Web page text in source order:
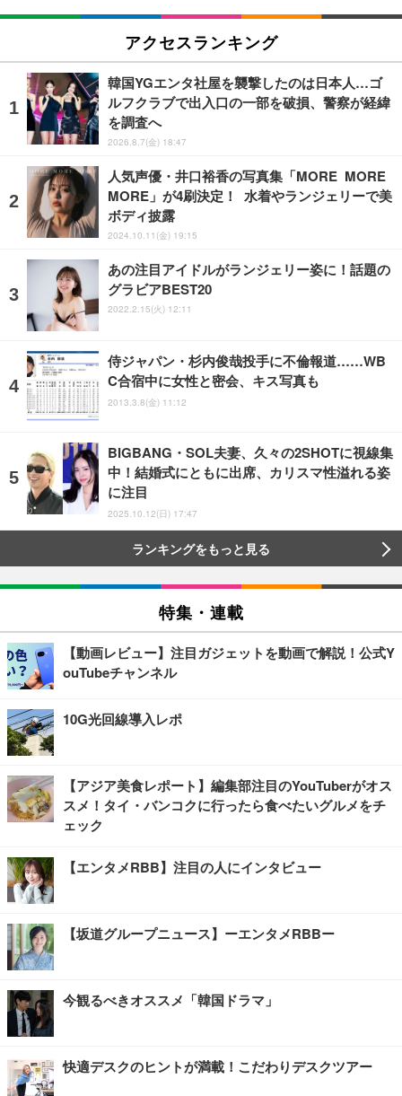
アクセスランキング
韓国YGエンタ社屋を襲撃したのは日本人…ゴ
ルフクラブで出入口の一部を破損、警察が経緯
を調査へ
2026.8.7(金) 18:47
人気声優・井口裕香の写真集「MORE MORE
MORE」が4刷決定！ 水着やランジェリーで美
ボディ披露
2024.10.11(金) 19:15
あの注目アイドルがランジェリー姿に！話題の
グラビアBEST20
2022.2.15(火) 12:11
侍ジャパン・杉内俊哉投手に不倫報道……WB
C合宿中に女性と密会、キス写真も
2013.3.8(金) 11:12
BIGBANG・SOL夫妻、久々の2SHOTに視線集
中！結婚式にともに出席、カリスマ性溢れる姿
に注目
2025.10.12(日) 17:47
ランキングをもっと見る
特集・連載
【動画レビュー】注目ガジェットを動画で解説！公式Y
ouTubeチャンネル
10G光回線導入レポ
【アジア美食レポート】編集部注目のYouTuberがオス
スメ！タイ・バンコクに行ったら食べたいグルメをチ
ェック
【エンタメRBB】注目の人にインタビュー
【坂道グループニュース】ーエンタメRBBー
今観るべきオススメ「韓国ドラマ」
快適デスクのヒントが満載！こだわりデスクツアー